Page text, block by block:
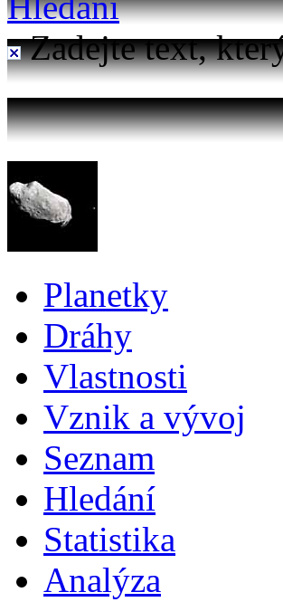
Zadejte text,
Planetky
Dráhy
Vlastnosti
Vznik a vývoj
Seznam
Hledání
Statistika
Analýza